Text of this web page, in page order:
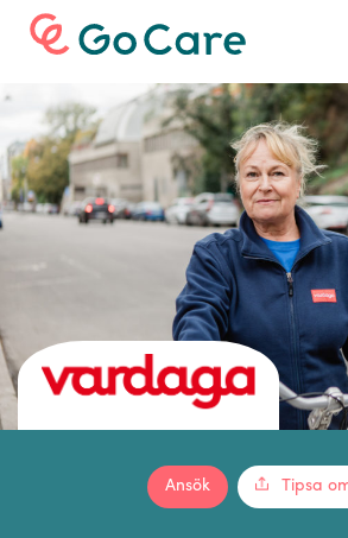
För arbetsgivare
Tipsa
Ansök